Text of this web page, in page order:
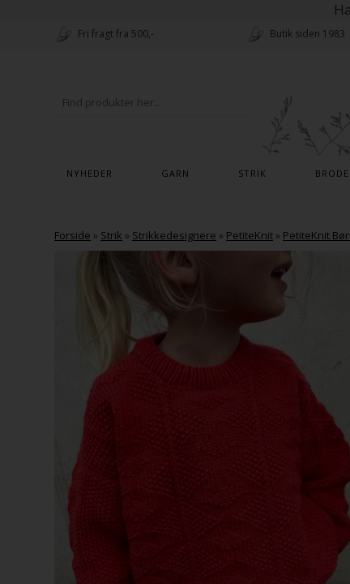
Fri fragt fra 500,- Butik siden 1983
NYHEDER GARN STRIK
Forside » Strik » Strikkedesignere » PetiteKnit» PetiteKnit